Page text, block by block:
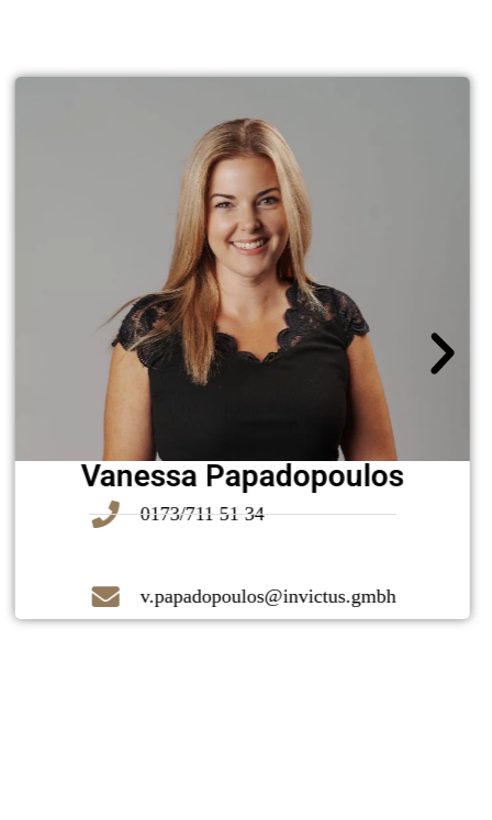
Vanessa Papadopoulos
0173/711 51 34
v.papadopoulos@invictus.gmbh